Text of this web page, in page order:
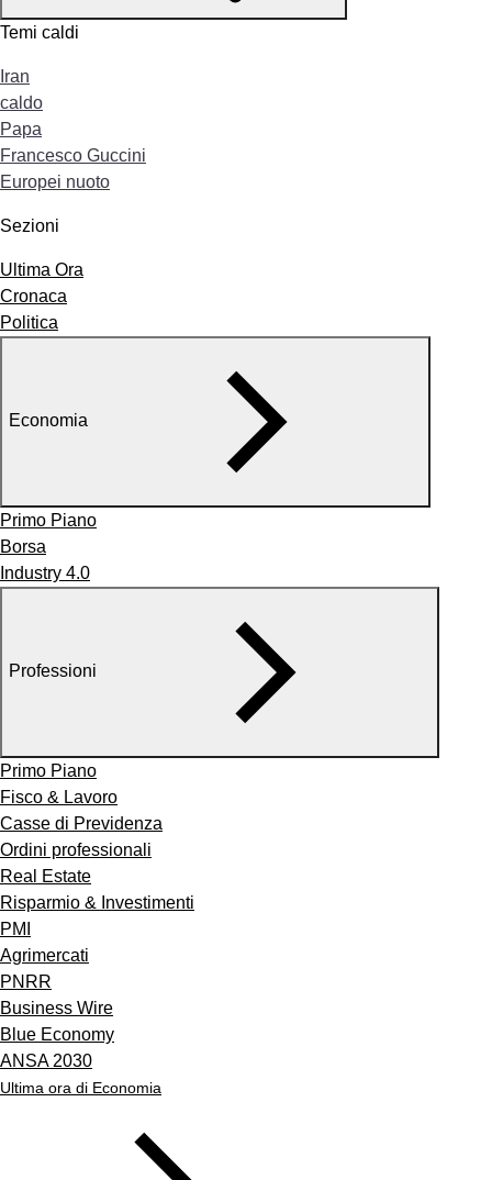
Temi caldi
Iran
caldo
Papa
Francesco Guccini
Europei nuoto
Sezioni
Ultima Ora
Cronaca
Politica
Economia
Primo Piano
Borsa
Industry 4.0
Professioni
Primo Piano
Fisco & Lavoro
Casse di Previdenza
Ordini professionali
Real Estate
Risparmio & Investimenti
PMI
Agrimercati
PNRR
Business Wire
Blue Economy
ANSA 2030
Ultima ora di Economia